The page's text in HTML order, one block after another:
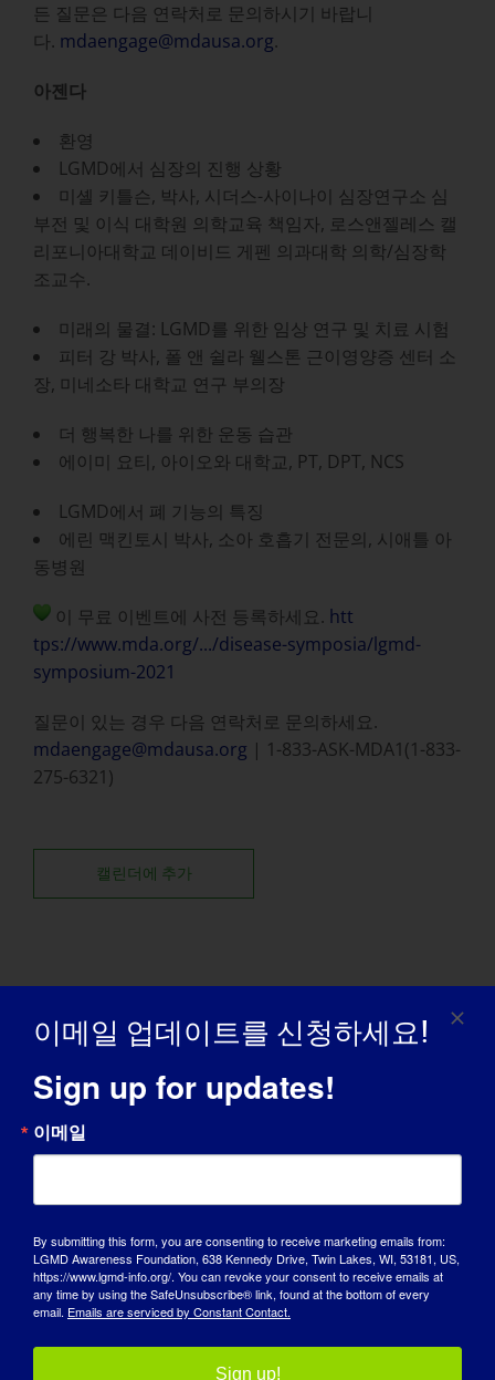
든 질문은 다음 연락처로 문의하시기 바랍니
다. mdaengage@mdausa.org.
아젠다
환영
LGMD에서 심장의 진행 상황
미셸 키틀슨, 박사, 시더스-사이나이 심장연구소 심
부전 및 이식 대학원 의학교육 책임자, 로스앤젤레스 캘
리포니아대학교 데이비드 게펜 의과대학 의학/심장학
조교수.
미래의 물결: LGMD를 위한 임상 연구 및 치료 시험
피터 강 박사, 폴 앤 쉴라 웰스톤 근이영양증 센터 소
장, 미네소타 대학교 연구 부의장
더 행복한 나를 위한 운동 습관
에이미 요티, 아이오와 대학교, PT, DPT, NCS
LGMD에서 폐 기능의 특징
에린 맥킨토시 박사, 소아 호흡기 전문의, 시애틀 아
동병원
이 무료 이벤트에 사전 등록하세요. htt
tps://www.mda.org/.../disease-symposia/lgmd-
symposium-2021
질문이 있는 경우 다음 연락처로 문의하세요.
mdaengage@mdausa.org | 1-833-ASK-MDA1(1-833-
275-6321)
캘린더에 추가
이 스토리를 공유하고, 플랫폼을 선
택하세요!
Facebook
X LinkedIn
MDCC "근이영양증의 호흡기 및
수면 합병증"
2021 이스트로글리칸증 환자 및
가족 컨퍼런스
이메일 업데이트를 신청하세요!
Sign up for updates!
이메일
By submitting this form, you are consenting to receive marketing emails from:
LGMD Awareness Foundation, 638 Kennedy Drive, Twin Lakes, WI, 53181, US,
https://www.lgmd-info.org/. You can revoke your consent to receive emails at
any time by using the SafeUnsubscribe® link, found at the bottom of every
email. Emails are serviced by Constant Contact.
Sign up!